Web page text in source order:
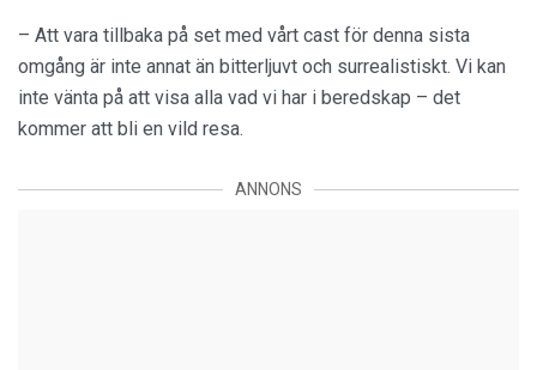
– Att vara tillbaka på set med vårt cast för denna sista
omgång är inte annat än bitterljuvt och surrealistiskt. Vi kan
inte vänta på att visa alla vad vi har i beredskap – det
kommer att bli en vild resa.
ANNONS